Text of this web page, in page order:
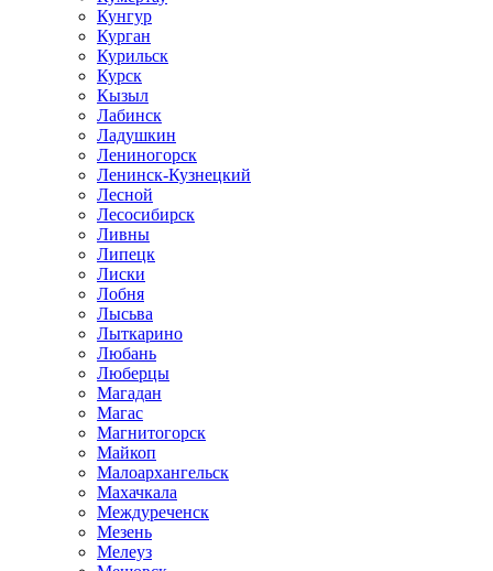
Кунгур
Курган
Курильск
Курск
Кызыл
Лабинск
Ладушкин
Лениногорск
Ленинск-Кузнецкий
Лесной
Лесосибирск
Ливны
Липецк
Лиски
Лобня
Лысьва
Лыткарино
Любань
Люберцы
Магадан
Магас
Магнитогорск
Майкоп
Малоархангельск
Махачкала
Междуреченск
Мезень
Мелеуз